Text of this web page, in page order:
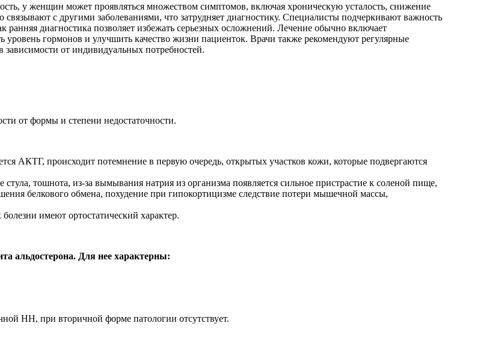
у женщин может проявляться множеством симптомов, включая хроническую усталость, снижение
с другими заболеваниями, что затрудняет диагностику. Специалисты подчеркивают важность
диагностика позволяет избежать серьезных осложнений. Лечение обычно включает
уровень гормонов и улучшить качество жизни пациенток. Врачи также рекомендуют регулярные
от индивидуальных потребностей.
от формы и степени недостаточности.
АКТГ, происходит потемнение в первую очередь, открытых участков кожи, которые подвергаются
тошнота, из-за вымывания натрия из организма появляется сильное пристрастие к соленой пище,
белкового обмена, похудение при гипокортицизме следствие потери мышечной массы,
имеют ортостатический характер.
альдостерона. Для нее характерны:
НН, при вторичной форме патологии отсутствует.